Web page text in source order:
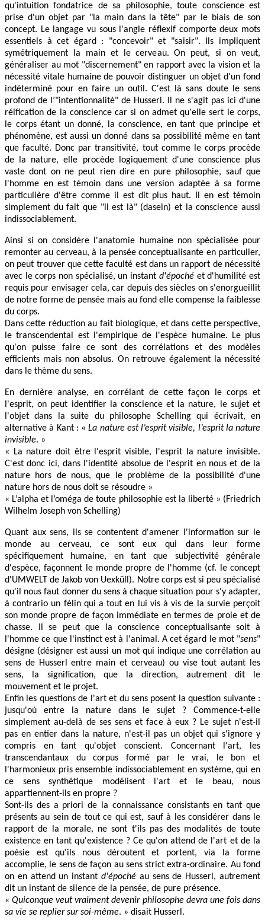
qu'intuition fondatrice de sa philosophie, toute conscience est
prise d'un objet par "la main dans la tête" par le biais de son
concept. Le langage vu sous l'angle réflexif comporte deux mots
essentiels à cet égard : "concevoir" et "saisir". Ils impliquent
symétriquement la main et le cerveau. On peut, si on veut,
généraliser au mot "discernement" en rapport avec la vision et la
nécessité vitale humaine de pouvoir distinguer un objet d'un fond
indéterminé pour en faire un outil. C'est là sans doute le sens
profond de l’"intentionnalité" de Husserl. Il ne s'agit pas ici d'une
réification de la conscience car si on admet qu'elle sert le corps,
le corps étant un donné, la conscience, en tant que principe et
phénomène, est aussi un donné dans sa possibilité même en tant
que faculté. Donc par transitivité, tout comme le corps procède
de la nature, elle procède logiquement d'une conscience plus
vaste dont on ne peut rien dire en pure philosophie, sauf que
l'homme en est témoin dans une version adaptée à sa forme
particulière d'être comme il est dit plus haut. Il en est témoin
simplement du fait que "il est là" (dasein) et la conscience aussi
indissociablement.
Ainsi si on considère l'anatomie humaine non spécialisée pour
remonter au cerveau, à la pensée conceptualisante en particulier,
on peut trouver que cette faculté est dans un rapport de nécessité
avec le corps non spécialisé, un instant d'épochéet d'humilité est
requis pour envisager cela, car depuis des siècles on s'enorgueillit
de notre forme de pensée mais au fond elle compense la faiblesse
du corps.
Dans cette réduction au fait biologique, et dans cette perspective,
le transcendental est l'empirique de l'espèce humaine. Le plus
qu'on puisse faire ce sont des corrélations et des modèles
efficients mais non absolus. On retrouve également la nécessité
dans le thème du sens.
En dernière analyse, en corrélant de cette façon le corps et
l'esprit, on peut identifier la conscience et la nature, le sujet et
l'objet dans la suite du philosophe Schelling qui écrivait, en
alternative à Kant : «La nature est l’esprit visible, l’esprit la nature
invisible. »
« La nature doit être l'esprit visible, l'esprit la nature invisible.
C'est donc ici, dans l'identité absolue de l'esprit en nous et de la
nature hors de nous, que le problème de la possibilité d'une
nature hors de nous doit se résoudre »
« L’alpha et l’oméga de toute philosophie est la liberté » (Friedrich
Wilhelm Joseph von Schelling)
Quant aux sens, ils se contentent d'amener l'information sur le
monde au cerveau, ce sont eux qui dans leur forme
spécifiquement humaine, en tant que subjectivité générale
d'espèce, façonnent le monde propre de l'homme (cf. le concept
d'UMWELT de Jakob von Uexküll). Notre corps est si peu spécialisé
qu'il nous faut donner du sens à chaque situation pour s'y adapter,
à contrario un félin qui a tout en lui vis à vis de la survie perçoit
son monde propre de façon immédiate en termes de proie et de
chasse. Il se peut que la conscience conceptualisante soit à
l'homme ce que l'instinct est à l'animal. A cet égard le mot "sens"
désigne (désigner est aussi un mot qui indique une corrélation au
sens de Husserl entre main et cerveau) ou vise tout autant les
sens, la signification, que la direction, autrement dit le
mouvement et le projet.
Enfin les questions de l'art et du sens posent la question suivante :
jusqu'où entre la nature dans le sujet ? Commence-t-elle
simplement au-delà de ses sens et face à eux ? Le sujet n'est-il
pas en entier dans la nature, n'est-il pas un objet qui s'ignore y
compris en tant qu'objet conscient. Concernant l'art, les
transcendantaux du corpus formé par le vrai, le bon et
l'harmonieux pris ensemble indissociablement en système, qui en
ce sens synthétique modélisent l'art et le beau, nous
appartiennent-ils en propre ?
Sont-ils des a priori de la connaissance consistants en tant que
présents au sein de tout ce qui est, sauf à les considérer dans le
rapport de la morale, ne sont t'ils pas des modalités de toute
existence en tant qu'existence ? Ce qu'on attend de l'art et de la
poésie est qu'ils nous déroutent et portent, via la forme
accomplie, le sens de façon au sens strict extra-ordinaire. Au fond
on en attend un instant d'époché au sens de Husserl, autrement
dit un instant de silence de la pensée, de pure présence.
«Quiconque veut vraiment devenir philosophe devra une fois dans
sa vie se replier sur soi-même. » disait Husserl.